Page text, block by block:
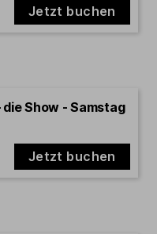
Jetzt buchen
die Show - Samstag
Jetzt buchen